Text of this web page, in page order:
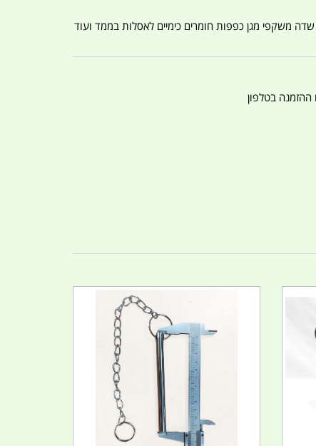
משקפי מגן כפפות חומרים כימיים לאסלות בממד ועוד
ההזמנה בטלפון